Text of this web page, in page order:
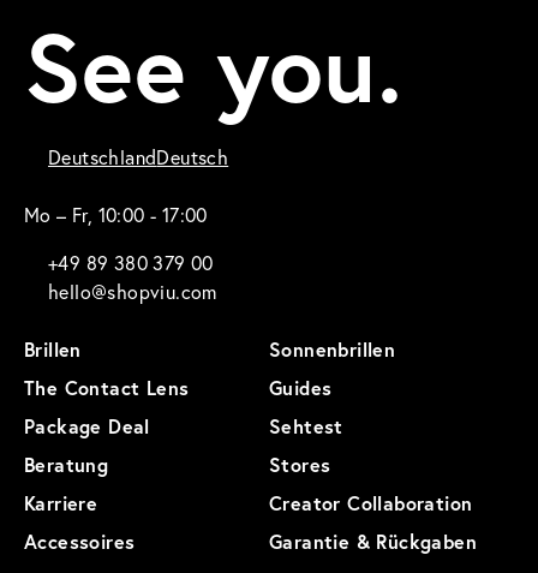
See you.
DeutschlandDeutsch
Mo – Fr, 10:00 - 17:00
+49 89 380 379 00
hello@shopviu.com
Brillen
Sonnenbrillen
The Contact Lens
Guides
Package Deal
Sehtest
Beratung
Stores
Karriere
Creator Collaboration
Accessoires
Garantie & Rückgaben